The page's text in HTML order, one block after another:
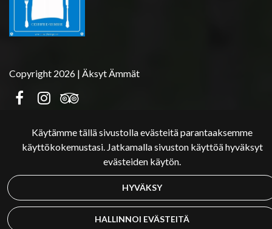
Käytämme tällä sivustolla evästeitä parantaaksemme
käyttökokemustasi. Jatkamalla sivuston käyttöä hyväksyt
evästeiden käytön.
HYVÄKSY
HALLINNOI EVÄSTEITÄ
Copyright 2026 | Äksyt Ämmät